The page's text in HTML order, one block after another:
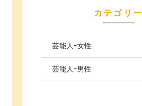
カテゴリー
芸能人ｰ女性
芸能人ｰ男性